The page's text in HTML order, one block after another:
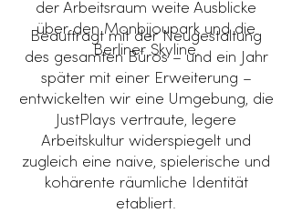
der Arbeitsraum weite Ausblicke
über den Monbijoupark und die
Berliner Skyline.
​​Beauftragt mit der Neugestaltung
des gesamten Büros – und ein Jahr
später mit einer Erweiterung –
entwickelten wir eine Umgebung, die
JustPlays vertraute, legere
Arbeitskultur widerspiegelt und
zugleich eine naive, spielerische und
kohärente räumliche Identität
etabliert.